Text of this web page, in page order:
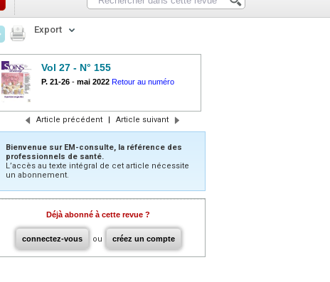
Export
Vol 27 - N° 155
P. 21-26 - mai 2022 Retour au numéro
Article précédent | Article suivant
Bienvenue sur EM-consulte, la référence des
professionnels de santé.
L’accès au texte intégral de cet article nécessite
un abonnement.
Déjà abonné à cette revue ?
connectez-vous ou créez un compte